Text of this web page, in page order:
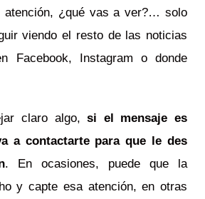
atención, ¿qué vas a ver?… solo
viendo el resto de las noticias
Facebook, Instagram o donde
claro algo,si el mensaje es
a contactarte para que le des
. En ocasiones, puede que la
y capte esa atención, en otras